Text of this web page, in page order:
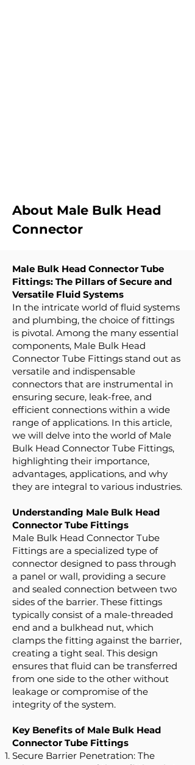
About Male Bulk Head
Connector
Male Bulk Head Connector Tube
Fittings: The Pillars of Secure and
Versatile Fluid Systems
In the intricate world of fluid systems
and plumbing, the choice of fittings
is pivotal. Among the many essential
components, Male Bulk Head
Connector Tube Fittings stand out as
versatile and indispensable
connectors that are instrumental in
ensuring secure, leak-free, and
efficient connections within a wide
range of applications. In this article,
we will delve into the world of Male
Bulk Head Connector Tube Fittings,
highlighting their importance,
advantages, applications, and why
they are integral to various industries.
Understanding Male Bulk Head
Connector Tube Fittings
Male Bulk Head Connector Tube
Fittings are a specialized type of
connector designed to pass through
a panel or wall, providing a secure
and sealed connection between two
sides of the barrier. These fittings
typically consist of a male-threaded
end and a bulkhead nut, which
clamps the fitting against the barrier,
creating a tight seal. This design
ensures that fluid can be transferred
from one side to the other without
leakage or compromise of the
integrity of the system.
Key Benefits of Male Bulk Head
Connector Tube Fittings
Secure Barrier Penetration: The